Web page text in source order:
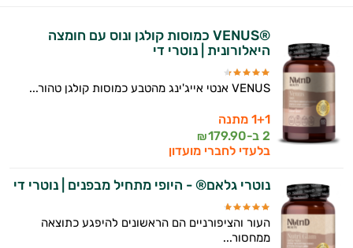
®VENUS כמוסות קולגן ונוס עם חומצה
היאלורונית | נוטרי די
VENUS אנטי אייג'ינג מהטבע כמוסות קולגן טהור...
1+1 מתנה
2 ב-
179.90
₪
בלעדי לחברי מועדון
נוטרי גלאם® - היופי מתחיל מבפנים | נוטרי די
העור והציפורניים הם הראשונים להיפגע כתוצאה
ממחסור...